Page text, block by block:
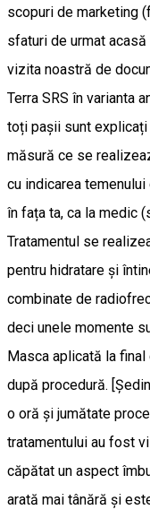
scopuri de marketing
sfaturi de urmat
vizita noastră de
Terra SRS în varianta
toți pașii sunt
măsură ce se
cu indicarea
în fața ta, ca la medic
Tratamentul se
pentru hidratare și
combinate de
deci unele momente
Masca aplicată la
după procedură.
o oră și jumătate
tratamentului au fost
căpătat un aspect
arată mai tânără și